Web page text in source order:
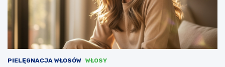
PIELĘGNACJA WŁOSÓW WŁOSY